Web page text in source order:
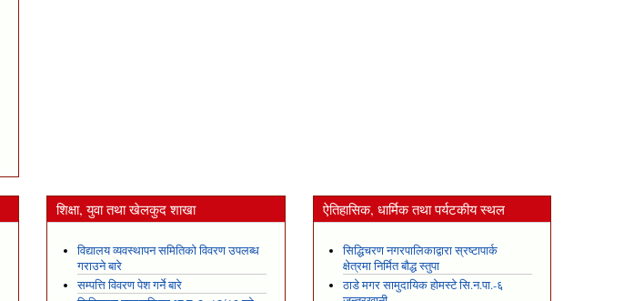
शिक्षा, युवा तथा खेलकुद शाखा
विद्यालय व्यवस्थापन समितिको विवरण उपलब्ध
गराउने बारे
सम्पत्ति विवरण पेश गर्ने बारे
ऐतिहासिक, धार्मिक तथा पर्यटकीय स्थल
सिद्धिचरण नगरपालिकाद्वारा स्रष्टापार्क
क्षेत्रमा निर्मित बौद्ध स्तुपा
ठाडे मगर सामुदायिक होमस्टे सि.न.पा.-६